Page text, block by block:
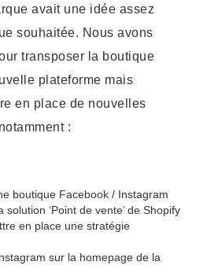
avait une idée assez
souhaitée. Nous avons
transposer la boutique
plateforme mais
en place de nouvelles
:
boutique Facebook / Instagram
‘Point de vente’ de Shopify
en place une stratégie
sur la homepage de la